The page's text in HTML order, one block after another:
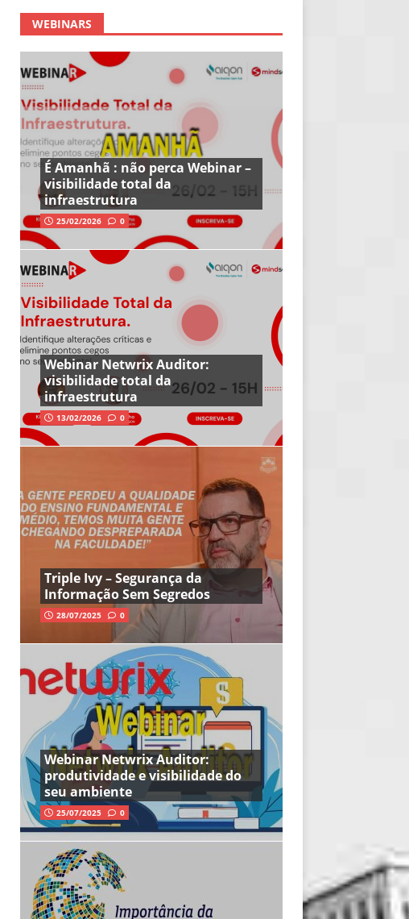
WEBINARS
É Amanhã : não perca Webinar –
visibilidade total da
infraestrutura
25/02/2026 0
Webinar Netwrix Auditor:
visibilidade total da
infraestrutura
13/02/2026 0
Triple Ivy – Segurança da
Informação Sem Segredos
28/07/2025 0
Webinar Netwrix Auditor:
produtividade e visibilidade do
seu ambiente
25/07/2025 0